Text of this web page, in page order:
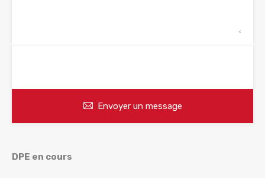
Envoyer un message
DPE en cours